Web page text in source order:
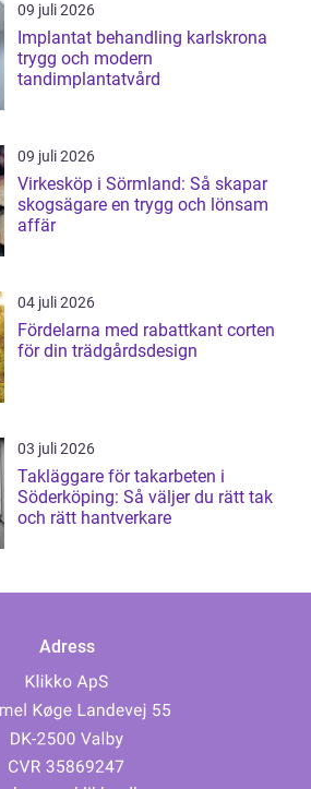
09 juli 2026
Implantat behandling karlskrona
trygg och modern
tandimplantatvård
09 juli 2026
Virkesköp i Sörmland: Så skapar
skogsägare en trygg och lönsam
affär
04 juli 2026
Fördelarna med rabattkant corten
för din trädgårdsdesign
03 juli 2026
Takläggare för takarbeten i
Söderköping: Så väljer du rätt tak
och rätt hantverkare
Adress